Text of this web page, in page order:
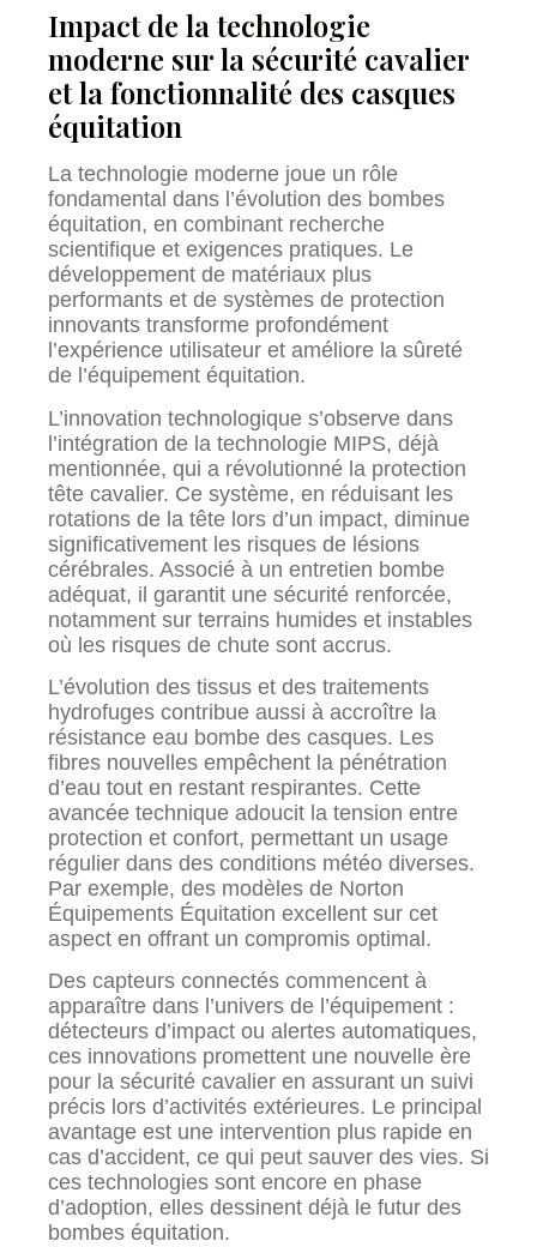
Impact de la technologie
moderne sur la sécurité cavalier
et la fonctionnalité des casques
équitation
La technologie moderne joue un rôle
fondamental dans l’évolution des bombes
équitation, en combinant recherche
scientifique et exigences pratiques. Le
développement de matériaux plus
performants et de systèmes de protection
innovants transforme profondément
l’expérience utilisateur et améliore la sûreté
de l’équipement équitation.
L’innovation technologique s’observe dans
l’intégration de la technologie MIPS, déjà
mentionnée, qui a révolutionné la protection
tête cavalier. Ce système, en réduisant les
rotations de la tête lors d’un impact, diminue
significativement les risques de lésions
cérébrales. Associé à un entretien bombe
adéquat, il garantit une sécurité renforcée,
notamment sur terrains humides et instables
où les risques de chute sont accrus.
L’évolution des tissus et des traitements
hydrofuges contribue aussi à accroître la
résistance eau bombe des casques. Les
fibres nouvelles empêchent la pénétration
d’eau tout en restant respirantes. Cette
avancée technique adoucit la tension entre
protection et confort, permettant un usage
régulier dans des conditions météo diverses.
Par exemple, des modèles de Norton
Équipements Équitation excellent sur cet
aspect en offrant un compromis optimal.
Des capteurs connectés commencent à
apparaître dans l’univers de l’équipement :
détecteurs d’impact ou alertes automatiques,
ces innovations promettent une nouvelle ère
pour la sécurité cavalier en assurant un suivi
précis lors d’activités extérieures. Le principal
avantage est une intervention plus rapide en
cas d’accident, ce qui peut sauver des vies. Si
ces technologies sont encore en phase
d’adoption, elles dessinent déjà le futur des
bombes équitation.